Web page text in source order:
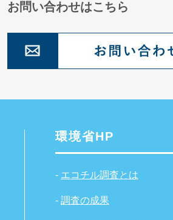
お問い合わせはこちら
環境省HP
- エコチル調査とは
- 調査の成果